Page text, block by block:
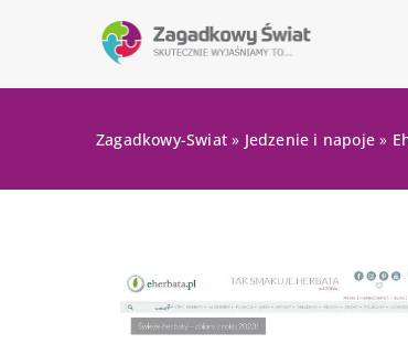
Zagadkowy-Swiat » Jedzenie i napoje »